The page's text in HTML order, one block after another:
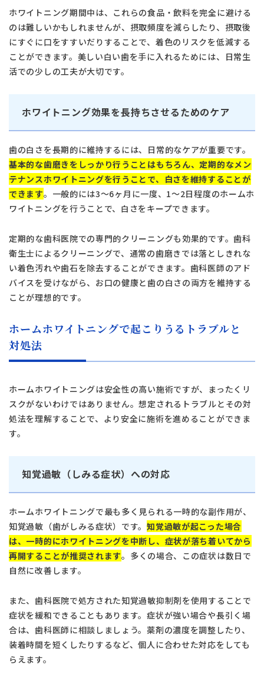
タップで電話できます
日本歯科札幌
011-242-8148
日本歯科豊平
011-833-5500
月火水木金土 10:00〜13:30 /
14:30〜18:00
日本歯科静岡
054-252-8148
日本歯科名古屋
052-433-2050
月火水金土 10:00〜13:30 /
静岡歯科
月火水金 10:00〜13:30 /
Close
日本歯科静岡
日本歯科名古屋
Close
ホワイトニング期間中は、これらの食品・飲料を完全に避ける
のは難しいかもしれませんが、摂取頻度を減らしたり、摂取後
にすぐに口をすすいだりすることで、着色のリスクを低減する
ことができます。美しい白い歯を手に入れるためには、日常生
活での少しの工夫が大切です。
ホワイトニング効果を長持ちさせるためのケア
歯の白さを長期的に維持するには、日常的なケアが重要です。
基本的な歯磨きをしっかり行うことはもちろん、定期的なメン
テナンスホワイトニングを行うことで、白さを維持することが
できます。一般的には3～6ヶ月に一度、1～2日程度のホームホ
ワイトニングを行うことで、白さをキープできます。
定期的な歯科医院での専門的クリーニングも効果的です。歯科
衛生士によるクリーニングで、通常の歯磨きでは落としきれな
い着色汚れや歯石を除去することができます。歯科医師のアド
バイスを受けながら、お口の健康と歯の白さの両方を維持する
ことが理想的です。
ホームホワイトニングで起こりうるトラブルと
対処法
ホームホワイトニングは安全性の高い施術ですが、まったくリ
スクがないわけではありません。想定されるトラブルとその対
処法を理解することで、より安全に施術を進めることができま
す。
知覚過敏（しみる症状）への対応
ホームホワイトニングで最も多く見られる一時的な副作用が、
知覚過敏（歯がしみる症状）です。知覚過敏が起こった場合
は、一時的にホワイトニングを中断し、症状が落ち着いてから
再開することが推奨されます。多くの場合、この症状は数日で
自然に改善します。
また、歯科医院で処方された知覚過敏抑制剤を使用することで
症状を緩和できることもあります。症状が強い場合や長引く場
合は、歯科医師に相談しましょう。薬剤の濃度を調整したり、
装着時間を短くしたりするなど、個人に合わせた対応をしても
らえます。